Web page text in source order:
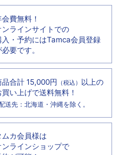
費無料！
ンラインサイトでの
入・予約にはTamca会員登録
必要です。
品合計 15,000円 （税込） 以上の
買い上げで送料無料！
送先：北海道・沖縄を除く。
ムカ会員様は
ンラインショップで